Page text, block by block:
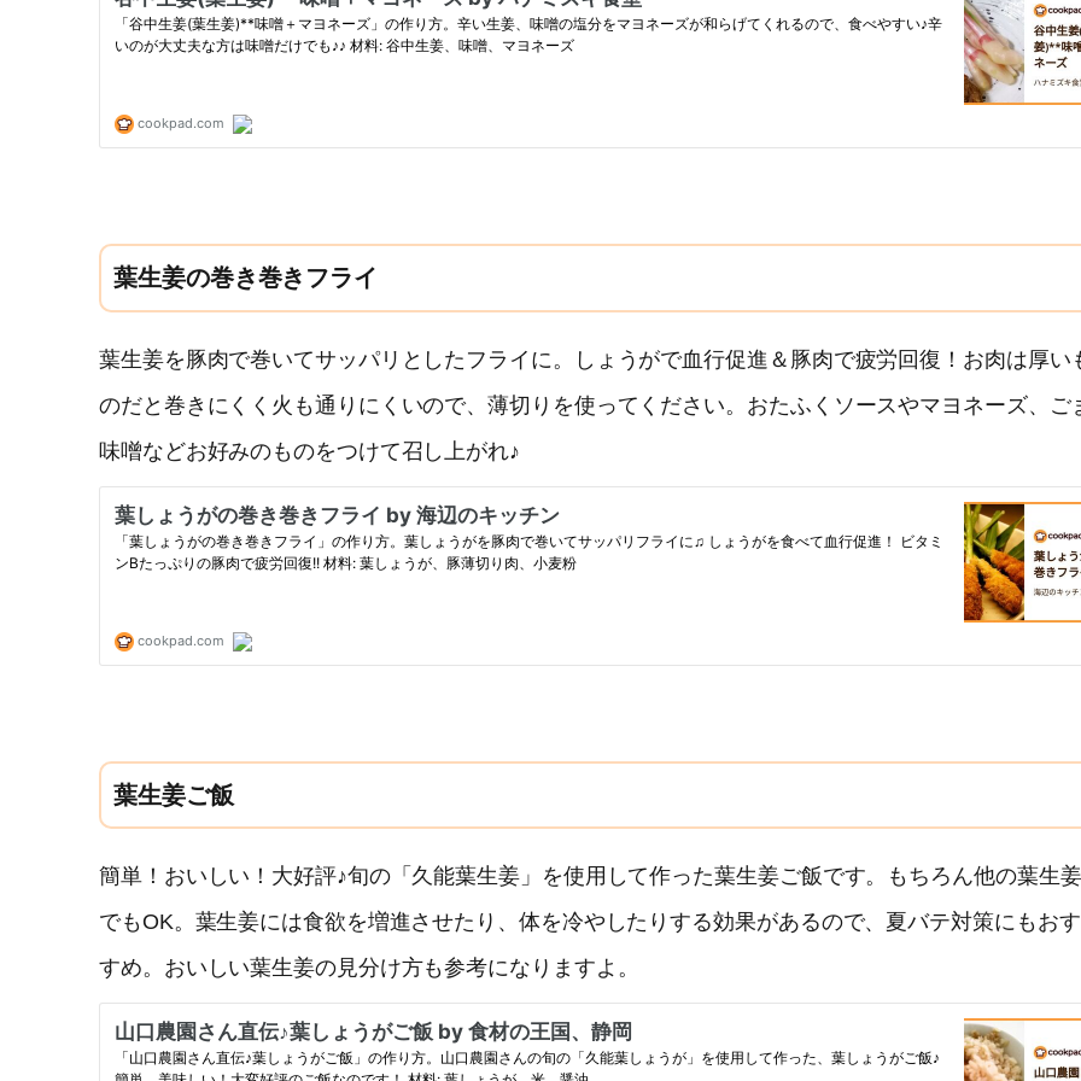
葉生姜の巻き巻きフライ
葉生姜を豚肉で巻いてサッパリとしたフライに。しょうがで血行促進＆豚肉で疲労回復！お肉は厚い
のだと巻きにくく火も通りにくいので、薄切りを使ってください。おたふくソースやマヨネーズ、ご
味噌などお好みのものをつけて召し上がれ♪
葉生姜ご飯
簡単！おいしい！大好評♪旬の「久能葉生姜」を使用して作った葉生姜ご飯です。もちろん他の葉生姜
でもOK。葉生姜には食欲を増進させたり、体を冷やしたりする効果があるので、夏バテ対策にもおす
すめ。おいしい葉生姜の見分け方も参考になりますよ。